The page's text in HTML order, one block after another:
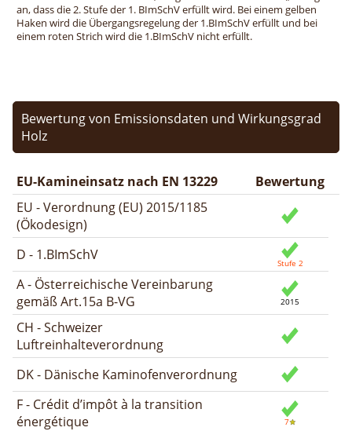
an, dass die 2. Stufe der 1. BImSchV erfüllt wird. Bei einem gelben
Haken wird die Übergangsregelung der 1.BImSchV erfüllt und bei
einem roten Strich wird die 1.BImSchV nicht erfüllt.
Bewertung von Emissionsdaten und Wirkungsgrad
Holz
EU-Kamineinsatz nach EN 13229
Bewertung
EU - Verordnung (EU) 2015/1185
(Ökodesign)
D - 1.BImSchV
A - Österreichische Vereinbarung
gemäß Art.15a B-VG
CH - Schweizer
Luftreinhalteverordnung
DK - Dänische Kaminofenverordnung
F - Crédit d’impôt à la transition
énergétique